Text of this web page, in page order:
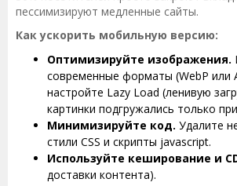
пессимизируют медленные сайты.
Как ускорить мобильную версию:
Оптимизируйте изображения.
современные форматы (WebP или
настройте Lazy Load (ленивую
картинки подгружались только
Минимизируйте код. Удалите
стили CSS и скрипты jаvascript.
Используйте кеширование и
доставки контента).